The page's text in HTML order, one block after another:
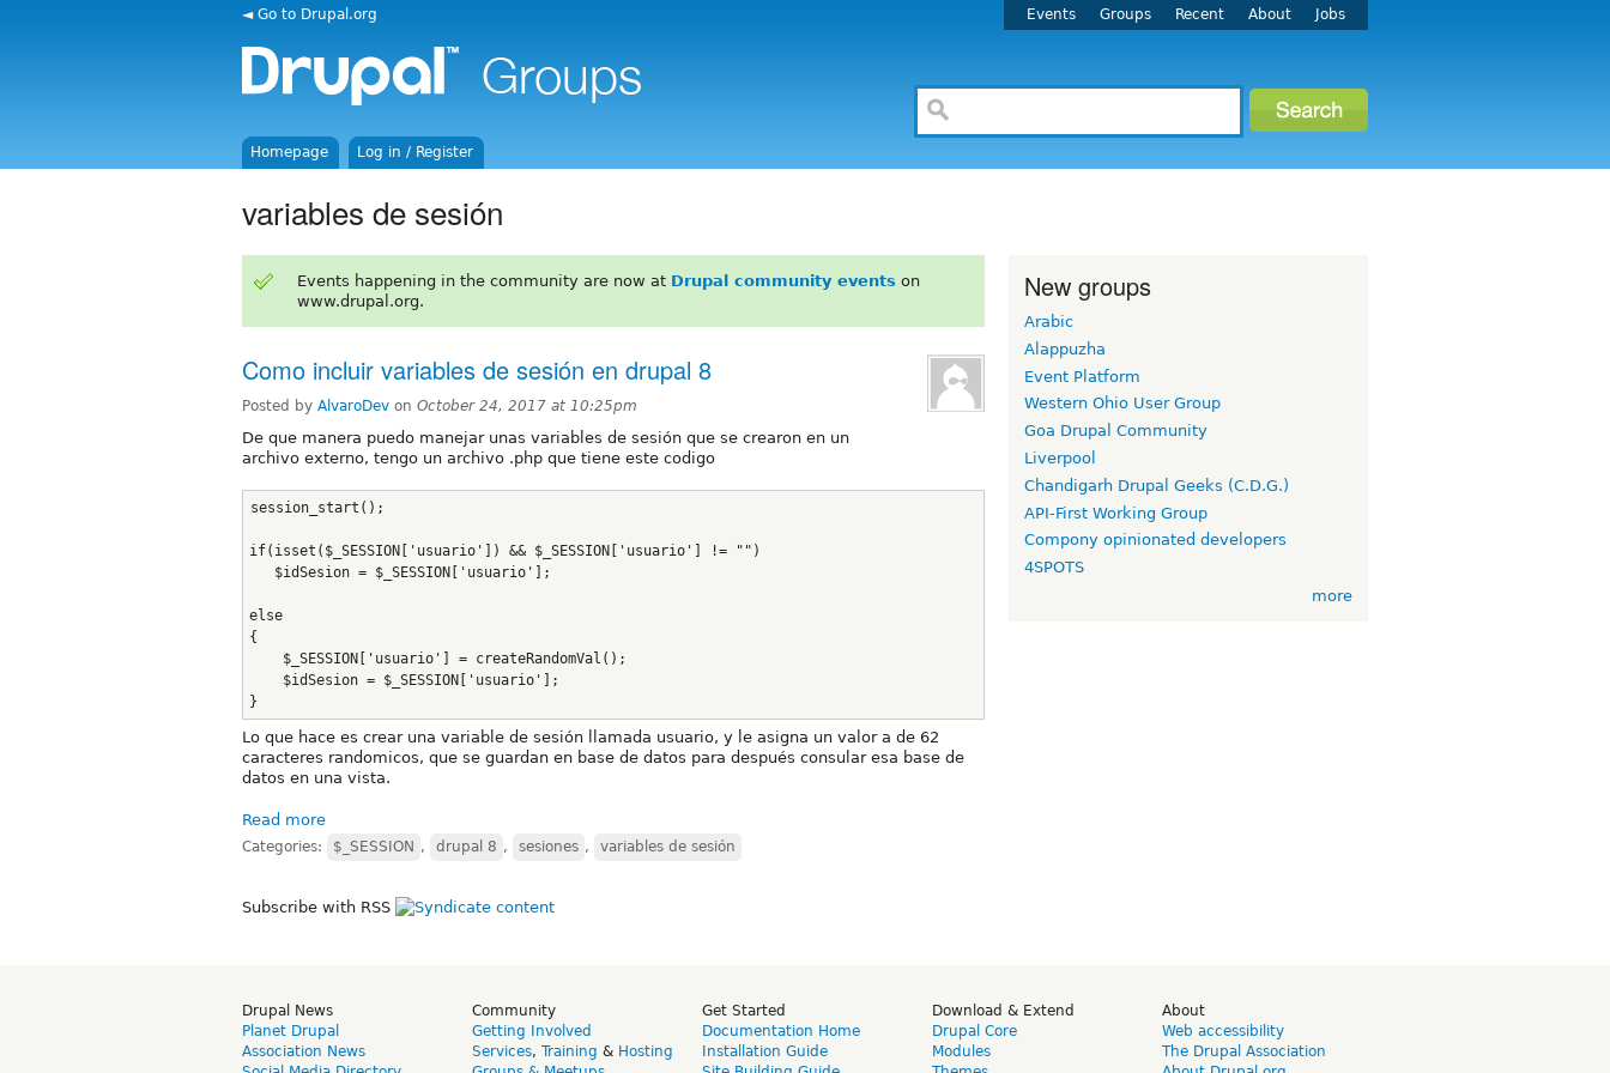
◄ Go to Drupal.org Events Groups Recent About Jobs
Homepage Log in / Register
variables de sesión
Events happening in the community are now at Drupal community events on
www.drupal.org.
Como incluir variables de sesión en drupal 8
Posted by AlvaroDev on October 24, 2017 at 10:25pm
De que manera puedo manejar unas variables de sesión que se crearon en un
archivo externo, tengo un archivo .php que tiene este codigo
session_start();
if(isset($_SESSION['usuario']) && $_SESSION['usuario'] != "")
$idSesion = $_SESSION['usuario'];
else
{
$_SESSION['usuario'] = createRandomVal();
$idSesion = $_SESSION['usuario'];
}
Lo que hace es crear una variable de sesión llamada usuario, y le asigna un valor a de 62
caracteres randomicos, que se guardan en base de datos para después consular esa base de
datos en una vista.
Read more
Categories: $_SESSION , drupal 8 , sesiones , variables de sesión
Subscribe with RSS
New groups
Arabic
Alappuzha
Event Platform
Western Ohio User Group
Goa Drupal Community
Liverpool
Chandigarh Drupal Geeks (C.D.G.)
API-First Working Group
Compony opinionated developers
4SPOTS
more
Drupal News
Planet Drupal
Association News
Community
Getting Involved
Services, Training & Hosting
Get Started
Documentation Home
Installation Guide
Download & Extend
Drupal Core
Modules
About
Web accessibility
The Drupal Association